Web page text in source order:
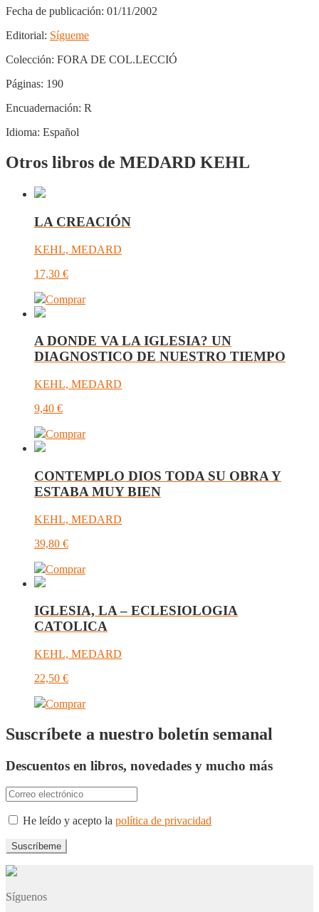
Fecha de publicación: 01/11/2002
Editorial: Sígueme
Colección: FORA DE COL.LECCIÓ
Páginas: 190
Encuadernación: R
Idioma: Español
Otros libros de MEDARD KEHL
LA CREACIÓN
KEHL, MEDARD
17,30 €
Comprar
A DONDE VA LA IGLESIA? UN
DIAGNOSTICO DE NUESTRO TIEMPO
KEHL, MEDARD
9,40 €
Comprar
CONTEMPLO DIOS TODA SU OBRA Y
ESTABA MUY BIEN
KEHL, MEDARD
39,80 €
Comprar
IGLESIA, LA – ECLESIOLOGIA
CATOLICA
KEHL, MEDARD
22,50 €
Comprar
Suscríbete a nuestro boletín semanal
Descuentos en libros, novedades y mucho más
He leído y acepto la política de privacidad
Síguenos